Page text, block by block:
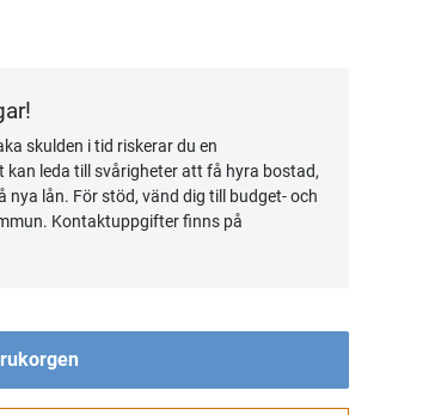
skulden i tid riskerar du en
kan leda till svårigheter att få hyra bostad,
nya lån. För stöd, vänd dig till budget- och
Kontaktuppgifter finns på